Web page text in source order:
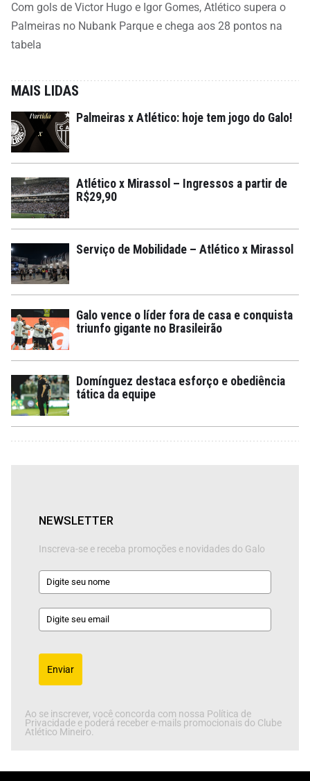
Com gols de Victor Hugo e Igor Gomes, Atlético supera o
Palmeiras no Nubank Parque e chega aos 28 pontos na
tabela
MAIS LIDAS
Palmeiras x Atlético: hoje tem jogo do Galo!
Atlético x Mirassol – Ingressos a partir de
R$29,90
Serviço de Mobilidade – Atlético x Mirassol
Galo vence o líder fora de casa e conquista
triunfo gigante no Brasileirão
Domínguez destaca esforço e obediência
tática da equipe
NEWSLETTER
Inscreva-se e receba promoções e novidades do Galo
Enviar
Ao se inscrever, você concorda com nossa Política de
Privacidade e poderá receber e-mails promocionais do Clube
Atlético Mineiro.